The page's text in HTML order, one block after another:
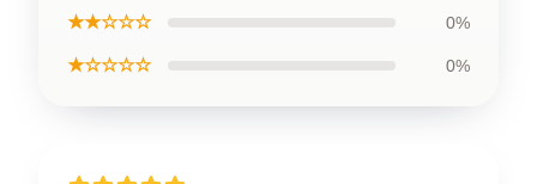
★★☆☆☆ 0%
★☆☆☆☆ 0%